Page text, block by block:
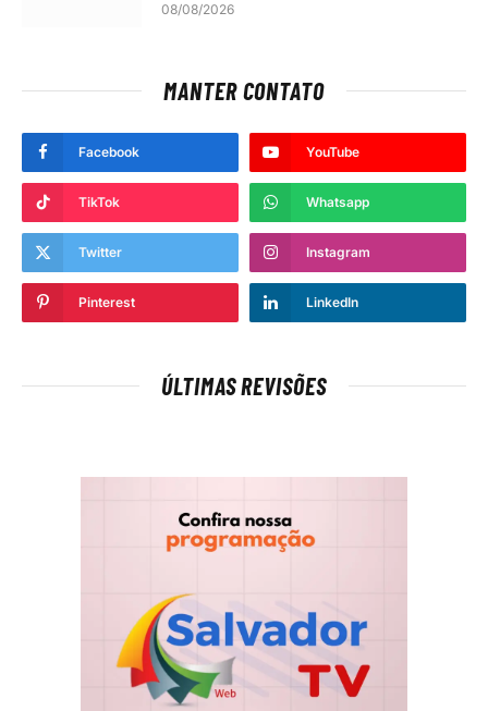
08/08/2026
MANTER CONTATO
Facebook YouTube
TikTok Whatsapp
Twitter Instagram
Pinterest LinkedIn
ÚLTIMAS REVISÕES